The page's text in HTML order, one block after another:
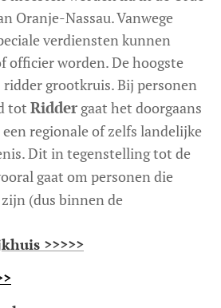
Oranje-Nassau. Vanwege
verdiensten kunnen
officier worden. De hoogste
ridder grootkruis. Bij personen
tot Ridder gaat het doorgaans
regionale of zelfs landelijke
Dit in tegenstelling tot de
gaat om personen die
(dus binnen de
>>>>>